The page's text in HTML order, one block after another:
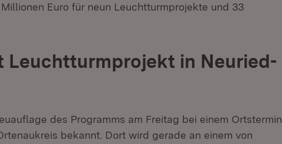
Euro für neun Leuchtturmprojekte und 33
Leuchtturmprojekt in Neuried-
des Programms am Freitag bei einem Ortstermin
bekannt. Dort wird gerade an einem von